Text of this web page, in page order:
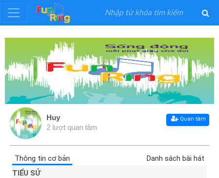
Đăng
Thể
Loại
Nghệ
Huy
2 lượt quan tâm
Quan tâm
Thông tin cơ bản
Danh sách bài hát
TIỂU SỬ